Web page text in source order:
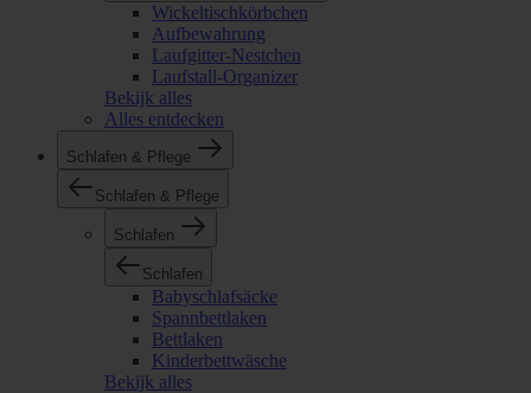
Wickeltischkörbchen
Aufbewahrung
Laufgitter-Nestchen
Laufstall-Organizer
Bekijk alles
Alles entdecken
Schlafen & Pflege
Schlafen & Pflege
Schlafen
Schlafen
Babyschlafsäcke
Spannbettlaken
Bettlaken
Kinderbettwäsche
Bekijk alles